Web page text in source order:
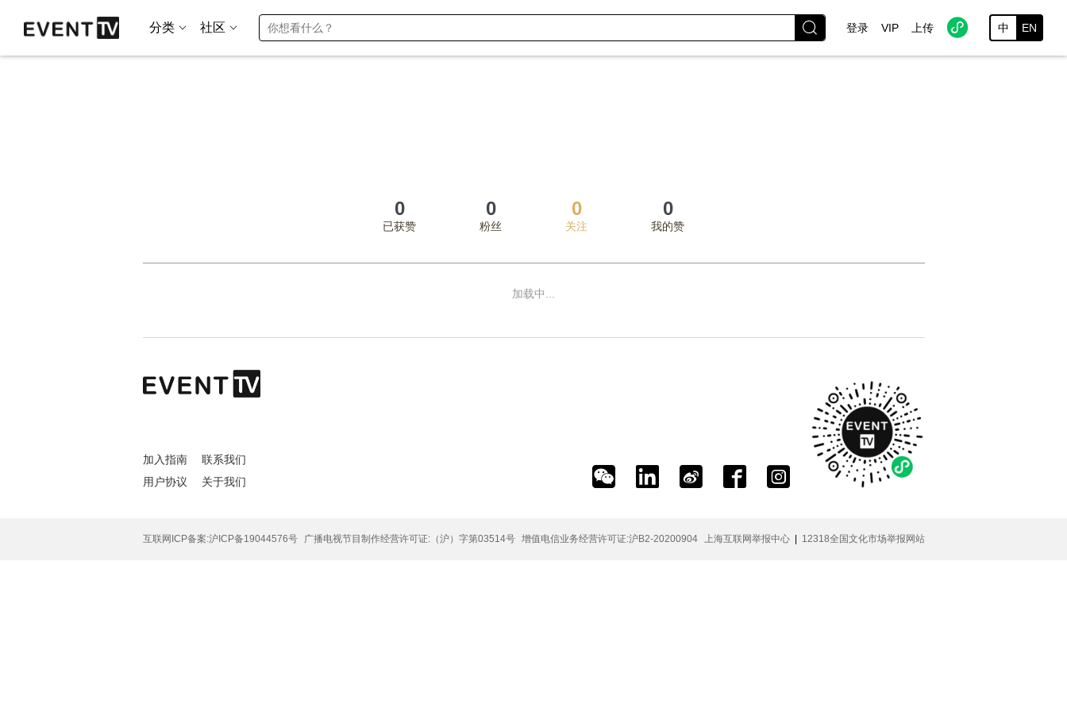
分类 社区  登录 VIP 上传  中 EN
0
已获赞
0
粉丝
0
关注
0
我的赞
加载中...
加入指南
联系我们
用户协议
关于我们     
互联网ICP备案:沪ICP备19044576号 广播电视节目制作经营许可证:（沪）字第03514号 增值电信业务经营许可证:沪B2-20200904 上海互联网举报中心| 12318全国文化市场举报网站